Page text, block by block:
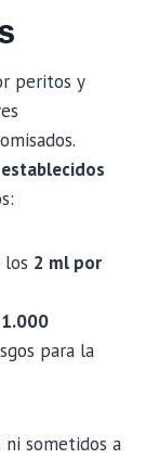
peritos y
los 2 ml por
1.000
para la
ni sometidos a